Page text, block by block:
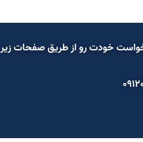
خودت رو از طریق صفحات زیر